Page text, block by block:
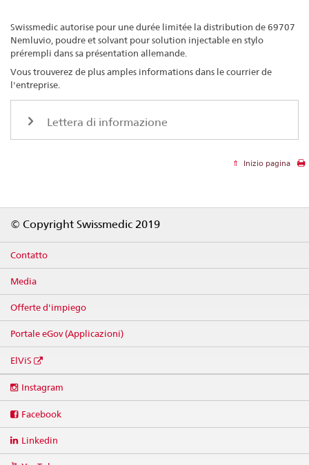
Swissmedic autorise pour une durée limitée la distribution de 69707
Nemluvio, poudre et solvant pour solution injectable en stylo
prérempli dans sa présentation allemande.
Vous trouverez de plus amples informations dans le courrier de
l'entreprise.
Lettera di informazione
Inizio pagina
© Copyright Swissmedic 2019
Contatto
Media
Offerte d'impiego
Portale eGov (Applicazioni)
ElViS
media
Instagram
Facebook
Linkedin